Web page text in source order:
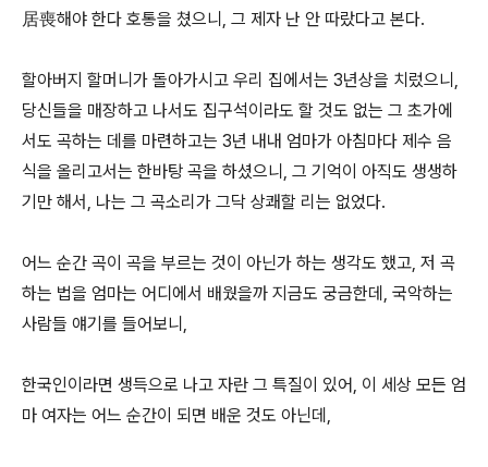
居喪해야 한다 호통을 쳤으니, 그 제자 난 안 따랐다고 본다.
할아버지 할머니가 돌아가시고 우리 집에서는 3년상을 치렀으니,
당신들을 매장하고 나서도 집구석이라도 할 것도 없는 그 초가에
서도 곡하는 데를 마련하고는 3년 내내 엄마가 아침마다 제수 음
식을 올리고서는 한바탕 곡을 하셨으니, 그 기억이 아직도 생생하
기만 해서, 나는 그 곡소리가 그닥 상쾌할 리는 없었다.
어느 순간 곡이 곡을 부르는 것이 아닌가 하는 생각도 했고, 저 곡
하는 법을 엄마는 어디에서 배웠을까 지금도 궁금한데, 국악하는
사람들 얘기를 들어보니,
한국인이라면 생득으로 나고 자란 그 특질이 있어, 이 세상 모든 엄
마 여자는 어느 순간이 되면 배운 것도 아닌데,